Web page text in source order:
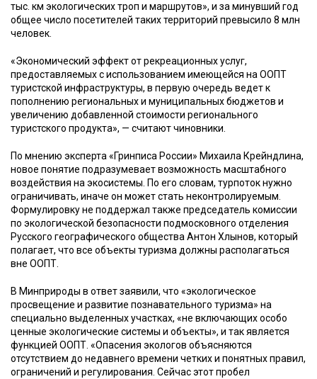
тыс. км экологических троп и маршрутов», и за минувший год
общее число посетителей таких территорий превысило 8 млн
человек.
«Экономический эффект от рекреационных услуг,
предоставляемых с использованием имеющейся на ООПТ
туристской инфраструктуры, в первую очередь ведет к
пополнению региональных и муниципальных бюджетов и
увеличению добавленной стоимости регионального
туристского продукта», — считают чиновники.
По мнению эксперта «Гринписа России» Михаила Крейндлина,
новое понятие подразумевает возможность масштабного
воздействия на экосистемы. По его словам, турпоток нужно
ограничивать, иначе он может стать неконтролируемым.
Формулировку не поддержал также председатель комиссии
по экологической безопасности подмосковного отделения
Русского географического общества Антон Хлынов, который
полагает, что все объекты туризма должны располагаться
вне ООПТ.
В Минприроды в ответ заявили, что «экологическое
просвещение и развитие познавательного туризма» на
специально выделенных участках, «не включающих особо
ценные экологические системы и объекты», и так является
функцией ООПТ. «Опасения экологов объясняются
отсутствием до недавнего времени четких и понятных правил,
ограничений и регулирования. Сейчас этот пробел